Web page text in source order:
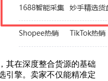
其在深度整合货源的基础
引擎。卖家不仅能精准定